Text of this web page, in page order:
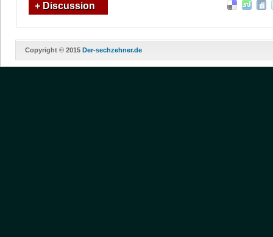
+ Discussion
Copyright © 2015 Der-sechzehner.de